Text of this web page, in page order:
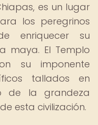
es un lugar
los peregrinos
enriquecer su
maya. El Templo
su imponente
tallados en
de la grandeza
esta civilización.